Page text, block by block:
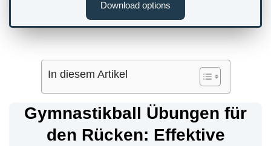
Download options
In diesem Artikel
Gymnastikball Übungen für
den Rücken: Effektive